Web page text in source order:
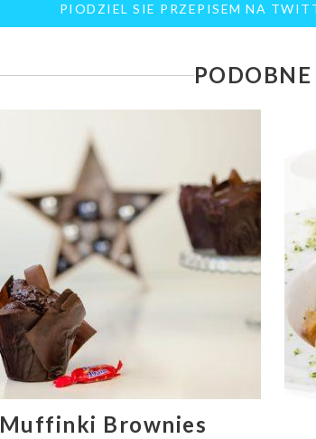
PIODZIEL SIE PRZEPISEM NA
PODOBNE
Muffinki Brownies